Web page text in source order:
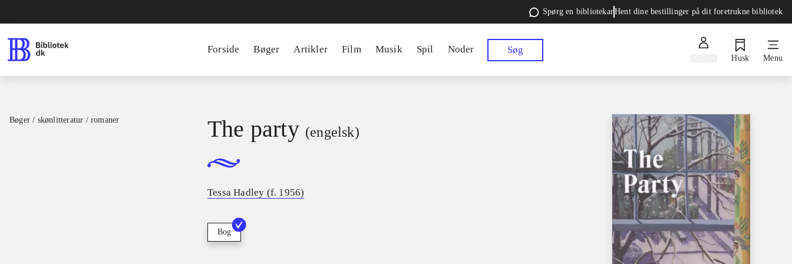
Spørg en bibliotekarHent dine bestillinger på dit foretrukne bibliotek
Forside Bøger Artikler Film Musik Spil Noder Søg
Husk Menu
Bøger / skønlitteratur / romaner The party (engelsk)
Tessa Hadley (f. 1956)
Bog